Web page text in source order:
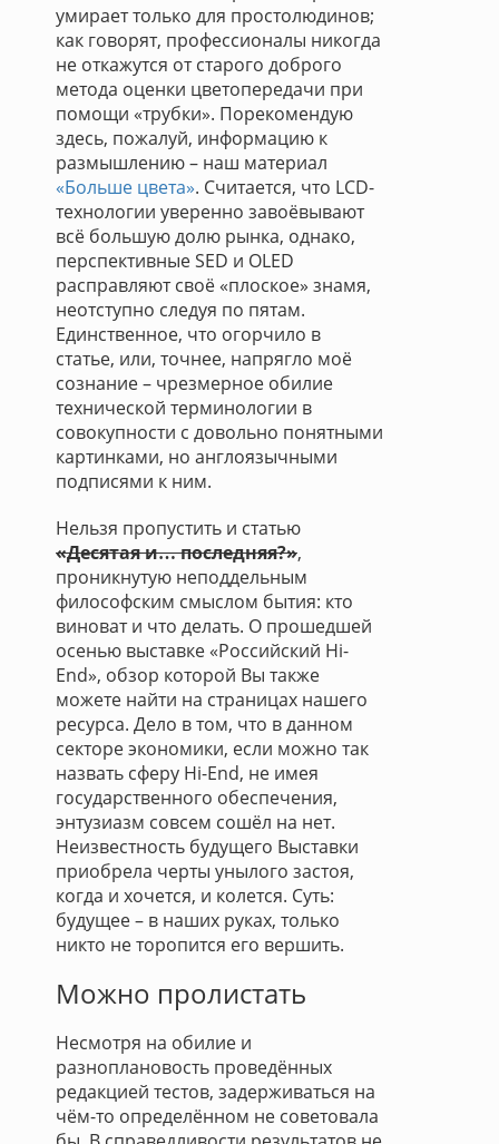
умирает только для простолюдинов;
как говорят, профессионалы никогда
не откажутся от старого доброго
метода оценки цветопередачи при
помощи «трубки». Порекомендую
здесь, пожалуй, информацию к
размышлению – наш материал
«Больше цвета». Считается, что LCD-
технологии уверенно завоёвывают
всё большую долю рынка, однако,
перспективные SED и OLED
расправляют своё «плоское» знамя,
неотступно следуя по пятам.
Единственное, что огорчило в
статье, или, точнее, напрягло моё
сознание – чрезмерное обилие
технической терминологии в
совокупности с довольно понятными
картинками, но англоязычными
подписями к ним.
Нельзя пропустить и статью
«Десятая и… последняя?»,
проникнутую неподдельным
философским смыслом бытия: кто
виноват и что делать. О прошедшей
осенью выставке «Российский Hi-
End», обзор которой Вы также
можете найти на страницах нашего
ресурса. Дело в том, что в данном
секторе экономики, если можно так
назвать сферу Hi-End, не имея
государственного обеспечения,
энтузиазм совсем сошёл на нет.
Неизвестность будущего Выставки
приобрела черты унылого застоя,
когда и хочется, и колется. Суть:
будущее – в наших руках, только
никто не торопится его вершить.
Можно пролистать
Несмотря на обилие и
разноплановость проведённых
редакцией тестов, задерживаться на
чём-то определённом не советовала